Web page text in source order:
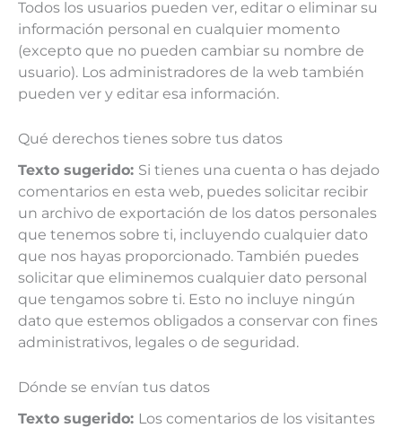
Todos los usuarios pueden ver, editar o eliminar su
información personal en cualquier momento
(excepto que no pueden cambiar su nombre de
usuario). Los administradores de la web también
pueden ver y editar esa información.
Qué derechos tienes sobre tus datos
Texto sugerido: Si tienes una cuenta o has dejado
comentarios en esta web, puedes solicitar recibir
un archivo de exportación de los datos personales
que tenemos sobre ti, incluyendo cualquier dato
que nos hayas proporcionado. También puedes
solicitar que eliminemos cualquier dato personal
que tengamos sobre ti. Esto no incluye ningún
dato que estemos obligados a conservar con fines
administrativos, legales o de seguridad.
Dónde se envían tus datos
Texto sugerido: Los comentarios de los visitantes